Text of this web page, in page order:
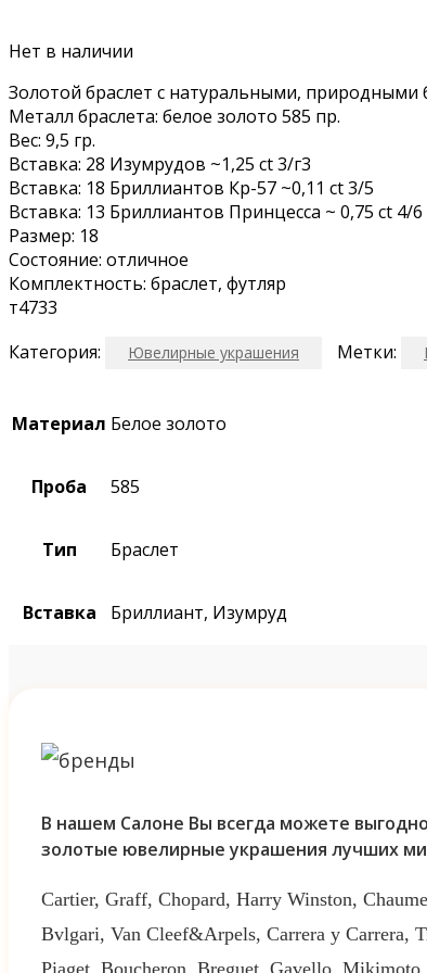
Нет в наличии
Золотой браслет с натуральными, природными
Металл браслета: белое золото 585 пр.
Вес: 9,5 гр.
Вставка: 28 Изумрудов ~1,25 ct 3/г3
Вставка: 18 Бриллиантов Кр-57 ~0,11 ct 3/5
Вставка: 13 Бриллиантов Принцесса ~ 0,75 ct 4/6
Размер: 18
Состояние: отличное
Комплектность: браслет, футляр
т4733
Категория:
Ювелирные украшения Метки:
Материал Белое золото
Проба 585
Тип Браслет
Вставка Бриллиант, Изумруд
В нашем Салоне Вы всегда можете
золотые ювелирные украшения лучших
Cartier, Graff, Chopard, Harry Winston,
Bvlgari, Van Cleef&Arpels, Carrera y Carrera,
Piaget, Boucheron, Breguet, Gavello,